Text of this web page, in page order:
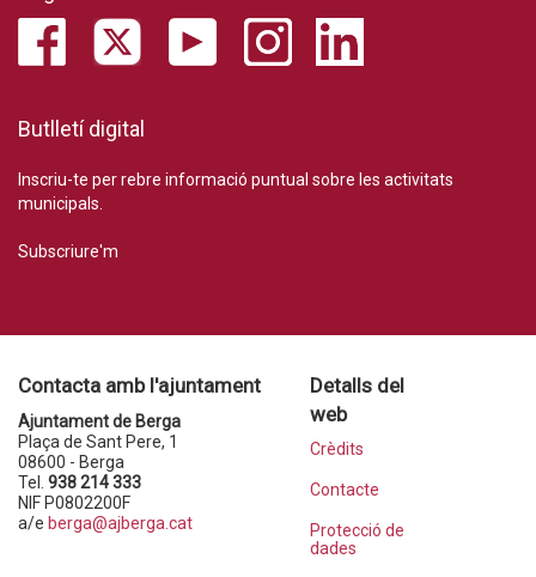
Butlletí digital
Inscriu-te per rebre informació puntual sobre les activitats
municipals.
Subscriure'm
Contacta amb l'ajuntament
Ajuntament de Berga
Plaça de Sant Pere, 1
08600 - Berga
Tel. 938 214 333
NIF P0802200F
a/e berga@ajberga.cat
Detalls del
web
Crèdits
Contacte
Protecció de
dades